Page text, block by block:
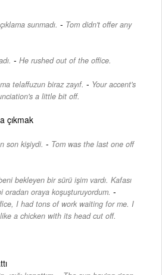
sunmadı. - Tom didn't offer any
- He rushed out of the office.
telaffuzun biraz zayıf. - Your accent's
a little bit off.
çıkmak
son kişiydi. - Tom was the last one off
bekleyen bir sürü işim vardı. Kafası
oradan oraya koşuşturuyordum. -
I had tons of work waiting for me. I
a chicken with its head cut off.